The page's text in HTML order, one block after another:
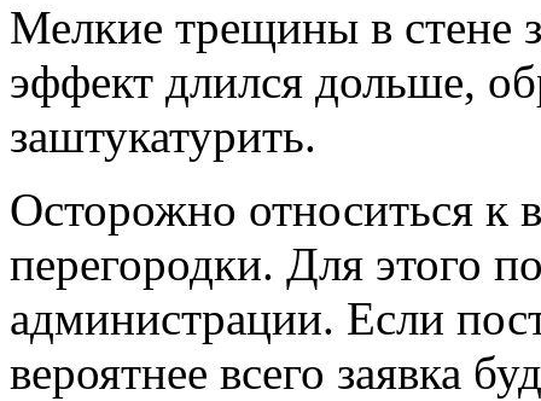
Мелкие трещины в стене
эффект длился дольше,
заштукатурить.
Осторожно относиться к
перегородки. Для этого
администрации. Если
вероятнее всего заявка